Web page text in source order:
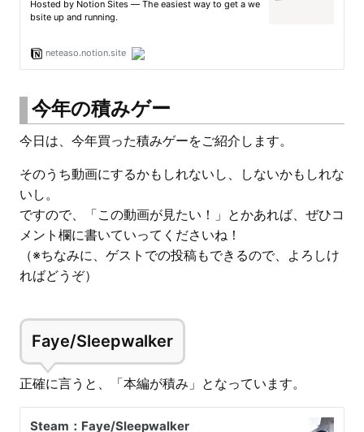
今年の積みゲー
今日は、今年買った積みゲーをご紹介します。
そのうち動画にするかもしれないし、しないかもしれな
いし。
ですので、「この動画が見たい！」とかあれば、ぜひコ
メント欄に書いていってくださいね！
（※ちなみに、ゲストでの投稿もできるので、よろしけ
ればどうぞ）
Faye/Sleepwalker
正確に言うと、「本編が積み」となっています。